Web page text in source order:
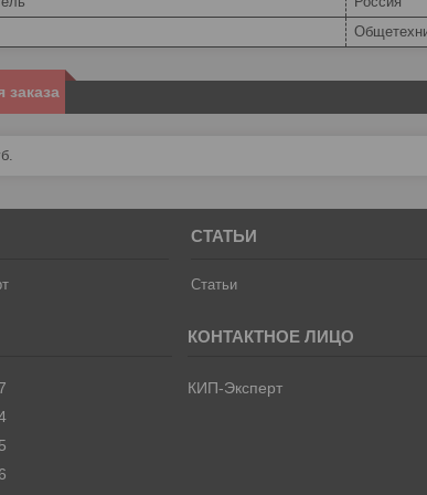
СТАТЬИ
Статьи
КИП-Эксперт